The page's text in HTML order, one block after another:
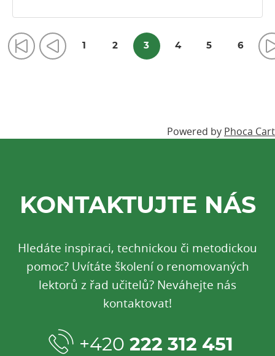
1 2 3 4 5 6
Powered by Phoca Cart
KONTAKTUJTE NÁS
Hledáte inspiraci, technickou či metodickou
pomoc? Uvítáte školení o renomovaných
lektorů z řad učitelů? Neváhejte nás
kontaktovat!
+420 222 312 451